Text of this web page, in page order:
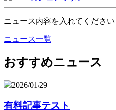
ニュース内容を入れてください
ニュース一覧
おすすめニュース
2026/01/29
有料記事テスト